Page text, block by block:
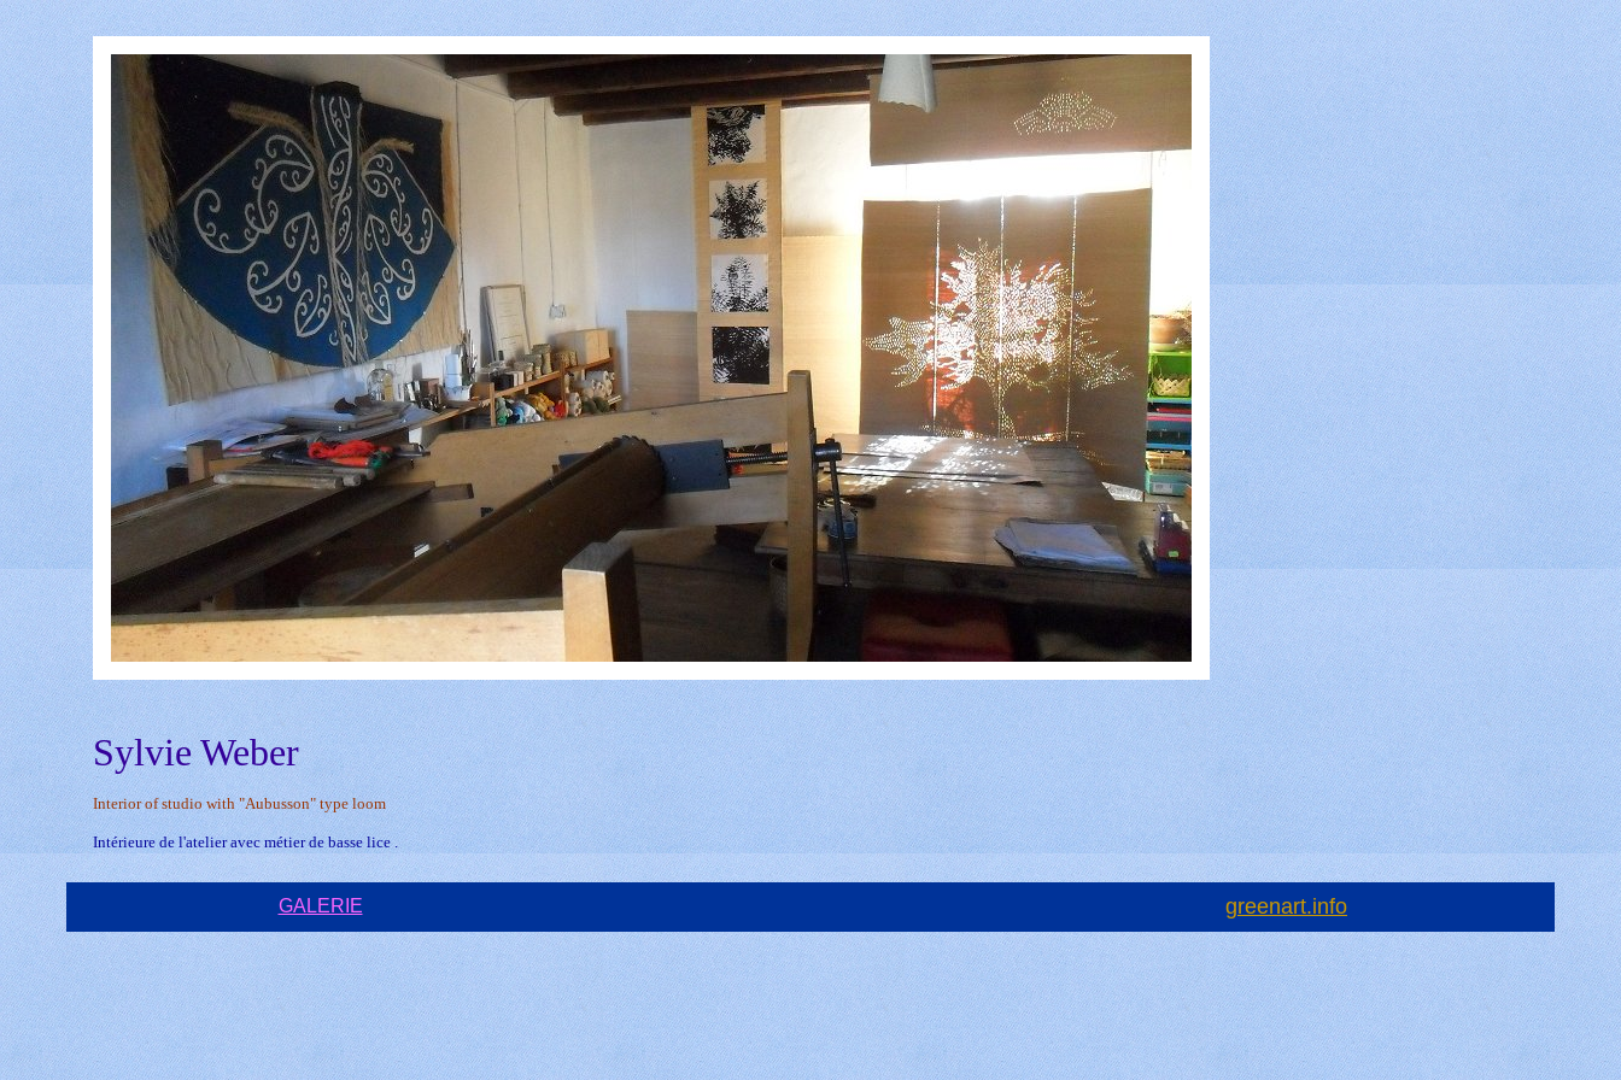
Sylvie Weber
Interior of studio with "Aubusson" type loom
Intérieure de l'atelier avec métier de basse lice .
GALERIE greenart.info